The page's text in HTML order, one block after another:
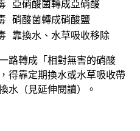
亞硝酸菌轉成亞硝酸
硝酸菌轉成硝酸鹽
靠換水、水草吸收移除
路轉成「相對無害的硝酸
得靠定期換水或水草吸收帶
水（見延伸閱讀）。